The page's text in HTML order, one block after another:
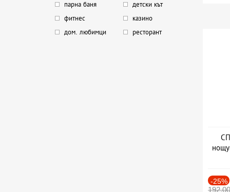
парна баня
детски кът
фитнес
казино
дом. любимци
ресторант
-25%